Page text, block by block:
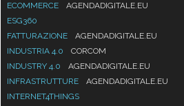
ECOMMERCE
AGENDADIGITALE.EU
ESG360
FATTURAZIONE
AGENDADIGITALE.EU
INDUSTRIA 4.0
CORCOM
INDUSTRY 4.0
AGENDADIGITALE.EU
INFRASTRUTTURE
AGENDADIGITALE.EU
INTERNET4THINGS